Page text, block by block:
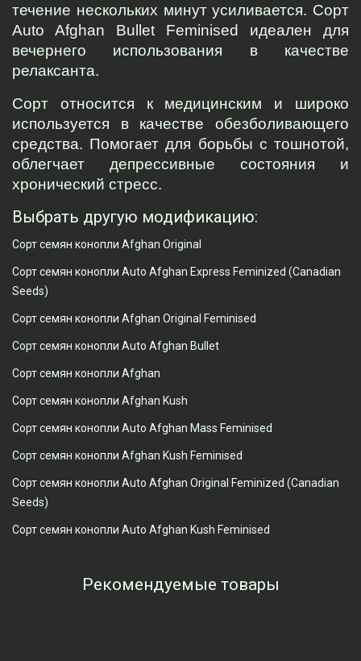
Auto Afghan Bullet Feminised идеален для
вечернего использования в качестве
релаксанта.
Сорт относится к медицинским и широко
используется в качестве обезболивающего
средства. Помогает для борьбы с тошнотой,
облегчает депрессивные состояния и
хронический стресс.
Выбрать другую модификацию:
Сорт семян конопли Afghan Original
Сорт семян конопли Auto Afghan Express Feminized (Canadian
Seeds)
Сорт семян конопли Afghan Original Feminised
Сорт семян конопли Auto Afghan Bullet
Сорт семян конопли Afghan
Сорт семян конопли Afghan Kush
Сорт семян конопли Auto Afghan Mass Feminised
Сорт семян конопли Afghan Kush Feminised
Сорт семян конопли Auto Afghan Original Feminized (Canadian
Seeds)
Сорт семян конопли Auto Afghan Kush Feminised
Рекомендуемые товары